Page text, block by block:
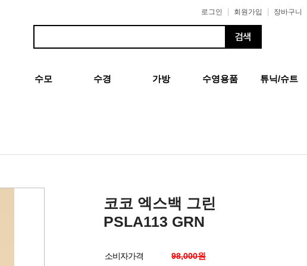
로그인 회원가입 장바구니
수모 수경 가방 수영용품 튜닉/슈트
코코 엑스백 그린
PSLA113 GRN
소비자가격 98,000원